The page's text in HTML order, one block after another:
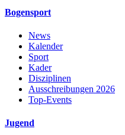
Bogensport
News
Kalender
Sport
Kader
Disziplinen
Ausschreibungen 2026
Top-Events
Jugend